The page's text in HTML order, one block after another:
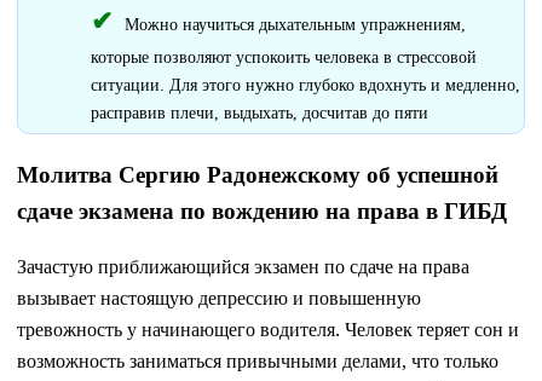
Можно научиться дыхательным упражнениям,
которые позволяют успокоить человека в стрессовой
ситуации. Для этого нужно глубоко вдохнуть и медленно,
расправив плечи, выдыхать, досчитав до пяти
Молитва Сергию Радонежскому об успешной
сдаче экзамена по вождению на права в ГИБД
Зачастую приближающийся экзамен по сдаче на права
вызывает настоящую депрессию и повышенную
тревожность у начинающего водителя. Человек теряет сон и
возможность заниматься привычными делами, что только